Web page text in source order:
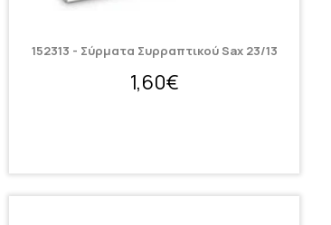
152313 - Σύρματα Συρραπτικού Sax 23/13
1,60€